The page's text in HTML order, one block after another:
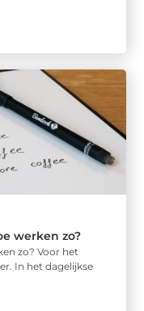
werken zo?
zo? Voor het
In het dagelijkse